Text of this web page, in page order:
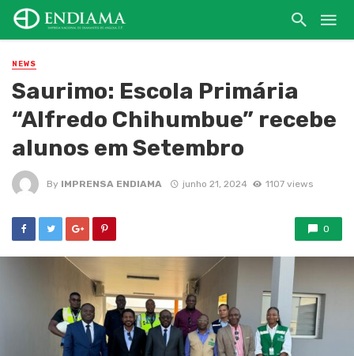
NEWS
Saurimo: Escola Primária
“Alfredo Chihumbue” recebe
alunos em Setembro
By IMPRENSA ENDIAMA junho 21, 2024 1107 views
0